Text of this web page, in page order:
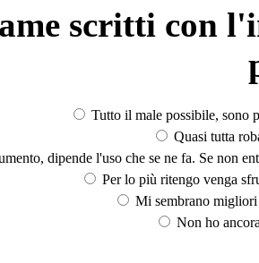
scritti con
Tutto il male possibile, sono
Quasi tutta
dipende l'uso che se ne fa. Se non
Per lo più ritengo venga
Mi sembrano
Non ho